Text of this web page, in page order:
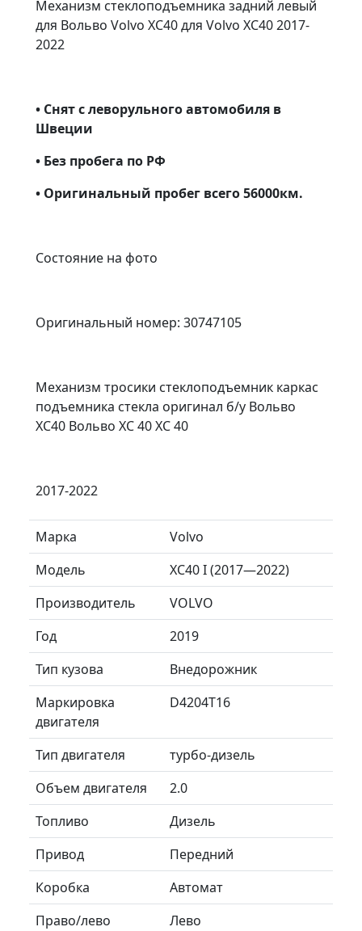
Механизм стеклоподъемника задний левый
для Вольво Volvo XC40 для Volvo XC40 2017-
2022
• Снят с леворульного автомобиля в
Швеции
• Без пробега по РФ
• Оригинальный пробег всего 56000км.
Состояние на фото
Оригинальный номер: 30747105
Механизм тросики стеклоподъемник каркас
подъемника стекла оригинал б/у Вольво
ХС40 Вольво XC 40 ХС 40
2017-2022
Марка
Volvo
Модель
XC40 I (2017—2022)
Производитель
VOLVO
Год
2019
Тип кузова
Внедорожник
Маркировка
двигателя
D4204T16
Тип двигателя
турбо-дизель
Объем двигателя
2.0
Топливо
Дизель
Привод
Передний
Коробка
Автомат
Право/лево
Лево